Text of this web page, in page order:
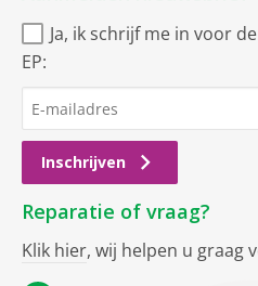
Ja, ik schrijf me in voor
EP:
Inschrijven
Reparatie of vraag?
Klik hier, wij helpen u graag